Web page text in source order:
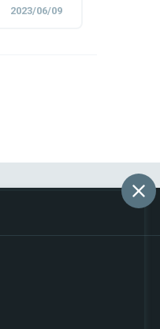
2023/06/09